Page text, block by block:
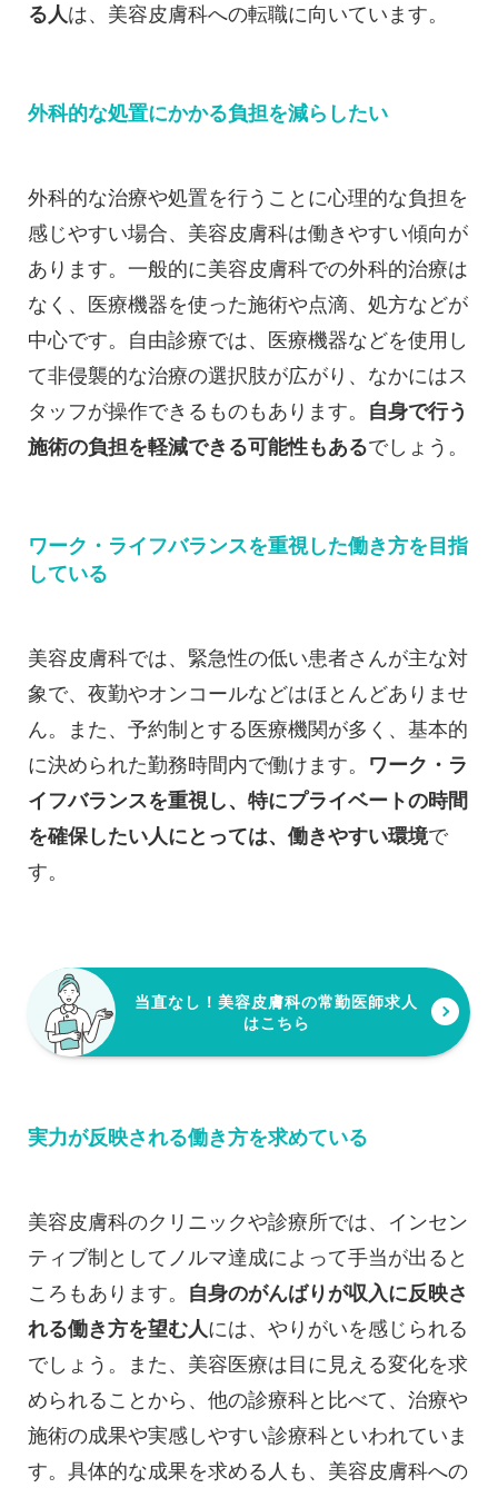
る人は、美容皮膚科への転職に向いています。
外科的な処置にかかる負担を減らしたい
外科的な治療や処置を行うことに心理的な負担を
感じやすい場合、美容皮膚科は働きやすい傾向が
あります。一般的に美容皮膚科での外科的治療は
なく、医療機器を使った施術や点滴、処方などが
中心です。自由診療では、医療機器などを使用し
て非侵襲的な治療の選択肢が広がり、なかにはス
タッフが操作できるものもあります。 自身で行う
施術の負担を軽減できる可能性もあるでしょう。
ワーク・ライフバランスを重視した働き方を目指
している
美容皮膚科では、緊急性の低い患者さんが主な対
象で、夜勤やオンコールなどはほとんどありませ
ん。また、予約制とする医療機関が多く、基本的
に決められた勤務時間内で働けます。 ワーク・ラ
イフバランスを重視し、特にプライベートの時間
を確保したい人にとっては、働きやすい環境で
す。
当直なし！美容皮膚科の常勤医師求人
はこちら
実力が反映される働き方を求めている
美容皮膚科のクリニックや診療所では、インセン
ティブ制としてノルマ達成によって手当が出ると
ころもあります。 自身のがんばりが収入に反映さ
れる働き方を望む人には、やりがいを感じられる
でしょう。また、美容医療は目に見える変化を求
められることから、他の診療科と比べて、治療や
施術の成果や実感しやすい診療科といわれていま
す。具体的な成果を求める人も、美容皮膚科への